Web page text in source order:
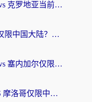
在国外看世界杯英格兰 vs 克罗地亚当前地区不可播放？这篇指南帮你搞定所有海外观赛难题
在海外看央视频世界杯仅限中国大陆？这篇指南帮你解锁中文解说+无卡顿直播
在海外看世界杯比利时 vs 塞内加尔仅限中国大陆？我找到了最流畅的中文解说之路
在国外看世界杯法国 VS 摩洛哥仅限中国大陆？海外党这样看中文解说赛事不卡顿